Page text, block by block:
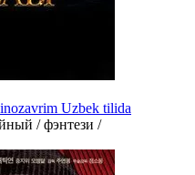
Uzbek tilida
/ фэнтези /